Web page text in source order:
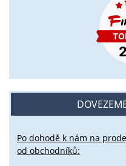
Po dohodě k nám na
od obchodníků: